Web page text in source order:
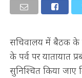
सचिवालय में बैठक के
के पर्व पर यातायात
सुनिश्चित किया जाए